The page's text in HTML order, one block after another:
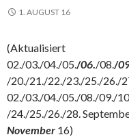
1. AUGUST 16
(Aktualisiert
02./03./04./05./06./08./
/20./21./22./23./25./26./
02./03./04./05./08./09./
/24./25./26./28.
November 16)